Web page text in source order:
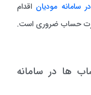
سامانه مودیان اقدام
حساب ضروری است.
ها در سامانه